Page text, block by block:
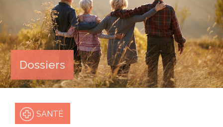
Dossiers
SANTÉ